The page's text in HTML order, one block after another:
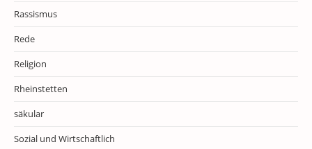
Rassismus
Rede
Religion
Rheinstetten
säkular
Sozial und Wirtschaftlich